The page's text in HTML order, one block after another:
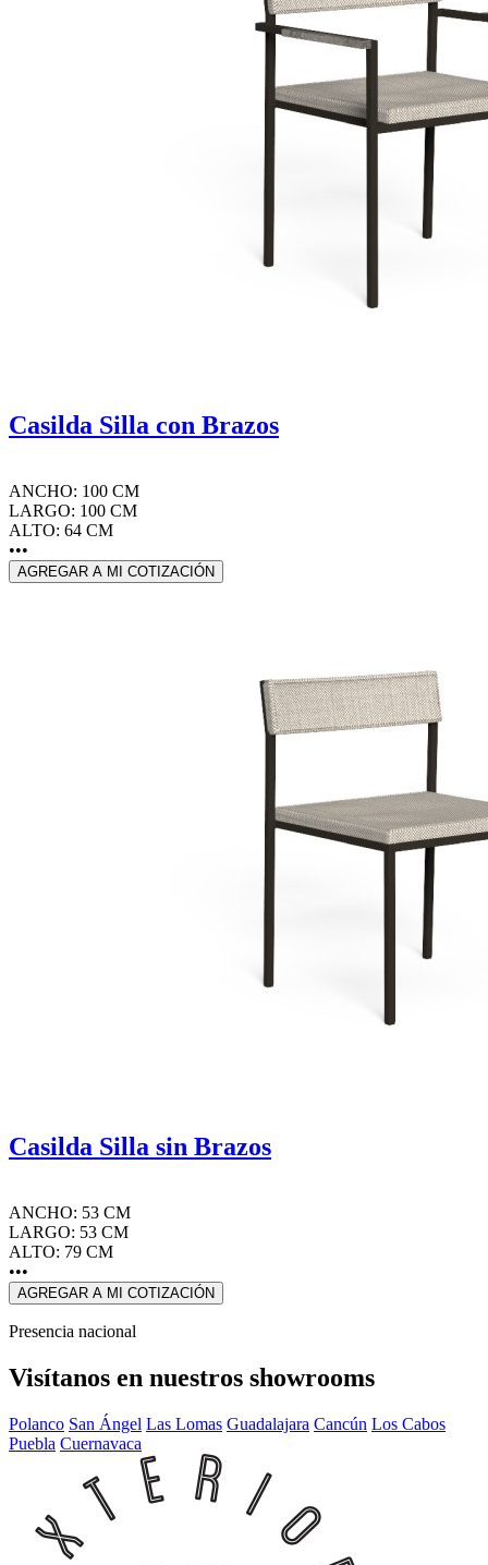
Casilda Silla con Brazos
ANCHO: 100 CM
LARGO: 100 CM
ALTO: 64 CM
•••
AGREGAR A MI COTIZACIÓN
Casilda Silla sin Brazos
ANCHO: 53 CM
LARGO: 53 CM
ALTO: 79 CM
•••
AGREGAR A MI COTIZACIÓN
Presencia nacional
Visítanos en nuestros showrooms
Polanco San Ángel Las Lomas Guadalajara Cancún Los Cabos
Puebla Cuernavaca